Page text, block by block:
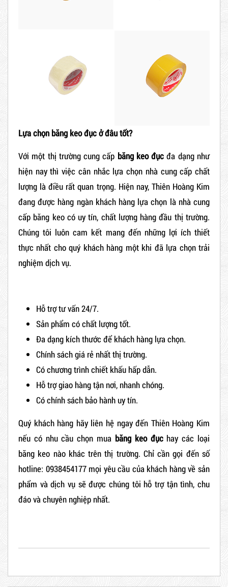
Lựa chọn băng keo đục ở đâu tốt?
Với một thị trường cung cấp băng keo đục đa dạng như
hiện nay thì việc cân nhắc lựa chọn nhà cung cấp chất
lượng là điều rất quan trọng. Hiện nay, Thiên Hoàng Kim
đang được hàng ngàn khách hàng lựa chọn là nhà cung
cấp băng keo có uy tín, chất lượng hàng đầu thị trường.
Chúng tôi luôn cam kết mang đến những lợi ích thiết
thực nhất cho quý khách hàng một khi đã lựa chọn trải
nghiệm dịch vụ.
Hỗ trợ tư vấn 24/7.
Sản phẩm có chất lượng tốt.
Đa dạng kích thước để khách hàng lựa chọn.
Chính sách giá rẻ nhất thị trường.
Có chương trình chiết khấu hấp dẫn.
Hỗ trợ giao hàng tận nơi, nhanh chóng.
Có chính sách bảo hành uy tín.
Quý khách hàng hãy liên hệ ngay đến Thiên Hoàng Kim
nếu có nhu cầu chọn mua băng keo đụchay các loại
băng keo nào khác trên thị trường. Chỉ cần gọi đến số
hotline: 0938454177 mọi yêu cầu của khách hàng về sản
phẩm và dịch vụ sẽ được chúng tôi hỗ trợ tận tình, chu
đáo và chuyên nghiệp nhất.